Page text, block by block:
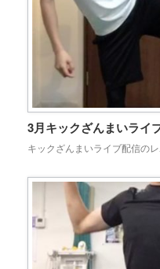
3月キックざんまいライ
キックざんまいライブ配信の